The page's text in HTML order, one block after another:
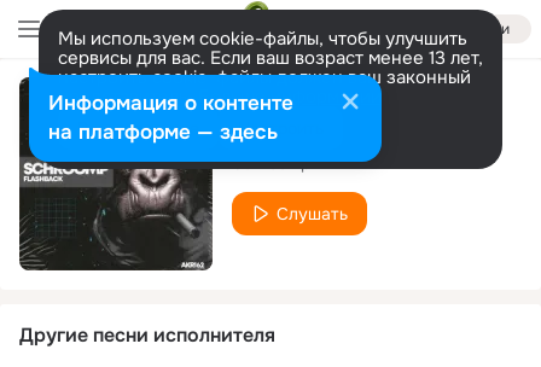
Войти
Мы используем cookie-файлы, чтобы улучшить
сервисы для вас. Если ваш возраст менее 13 лет,
настроить cookie-файлы должен ваш законный
представитель. Больше информации
Разрешить все Настроить
Flashback
Schroomp
Слушать
Другие песни исполнителя
Информация о контенте
на платформе — здесь